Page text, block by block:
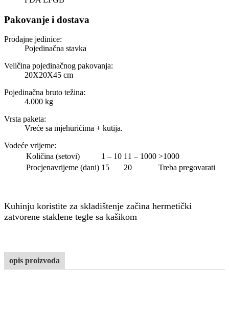
Pakovanje i dostava
Prodajne jedinice:
Pojedinačna stavka
Veličina pojedinačnog pakovanja:
20X20X45 cm
Pojedinačna bruto težina:
4.000 kg
Vrsta paketa:
Vreće sa mjehurićima + kutija.
Vodeće vrijeme:
Količina (setovi)
1 – 10 11 – 1000 >1000
Procjenavrijeme (dani) 15 20 Treba pregovarati
Kuhinju koristite za skladištenje začina hermetički
zatvorene staklene tegle sa kašikom
opis proizvoda